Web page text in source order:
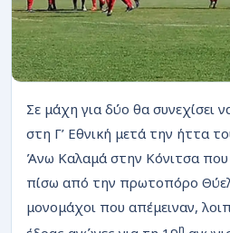
Σε μάχη για δύο θα συνεχίσει
στη Γ’ Εθνική μετά την ήττα
Άνω Καλαμά στην Κόνιτσα
πίσω από την πρωτοπόρο
μονομάχοι που απέμειναν,
η